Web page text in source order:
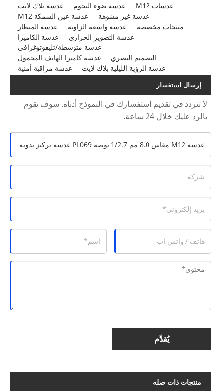
عدسة بلاك لايت
عدسة ضوء النجوم
عدسات M12
عدسة عين السمكة M12
عدسة غير مشوهة
عدسة المنظار
عدسة واسعة الزاوية
منتجات مخصصة
عدسة الكاميرا
عدسة التصوير الحراري
عدسة متوسطة/تليفوتوغرافي
عدسة كاميرا الهاتف المحمول
التصميم البصري
عدسة مراقبة أمنية
عدسة الرؤية الليلية بلاك لايت
إرسال استفسار
لا تتردد في تقديم استفسارك في النموذج أدناه. سوف نقوم
بالرد عليك خلال 24 ساعة.
يُقدِّم
منتجات ذات صله